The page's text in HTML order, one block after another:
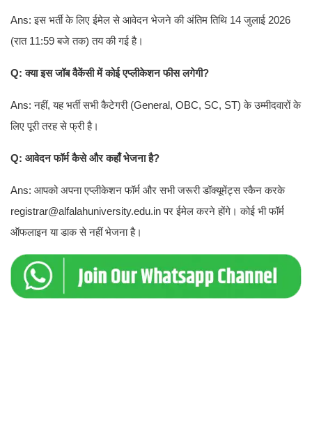
Ans: इस भर्ती के लिए ईमेल से आवेदन भेजने की अंतिम तिथि 14 जुलाई 2026
(रात 11:59 बजे तक) तय की गई है।
Q: क्या इस जॉब वैकेंसी में कोई एप्लीकेशन फीस लगेगी?
Ans: नहीं, यह भर्ती सभी कैटेगरी (General, OBC, SC, ST) के उम्मीदवारों के
लिए पूरी तरह से फ्री है।
Q: आवेदन फॉर्म कैसे और कहाँ भेजना है?
Ans: आपको अपना एप्लीकेशन फॉर्म और सभी जरूरी डॉक्यूमेंट्स स्कैन करके
registrar@alfalahuniversity.edu.in पर ईमेल करने होंगे। कोई भी फॉर्म
ऑफलाइन या डाक से नहीं भेजना है।